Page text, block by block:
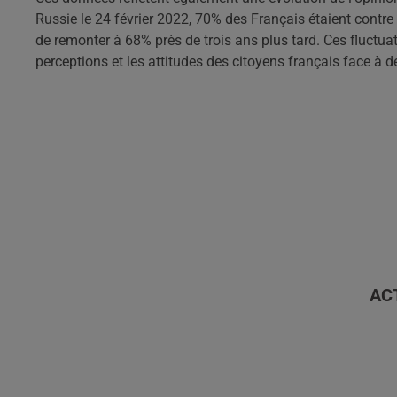
Russie le 24 février 2022, 70% des Français étaient
de remonter à 68% près de trois ans plus tard. Ces
perceptions et les attitudes des citoyens français face à